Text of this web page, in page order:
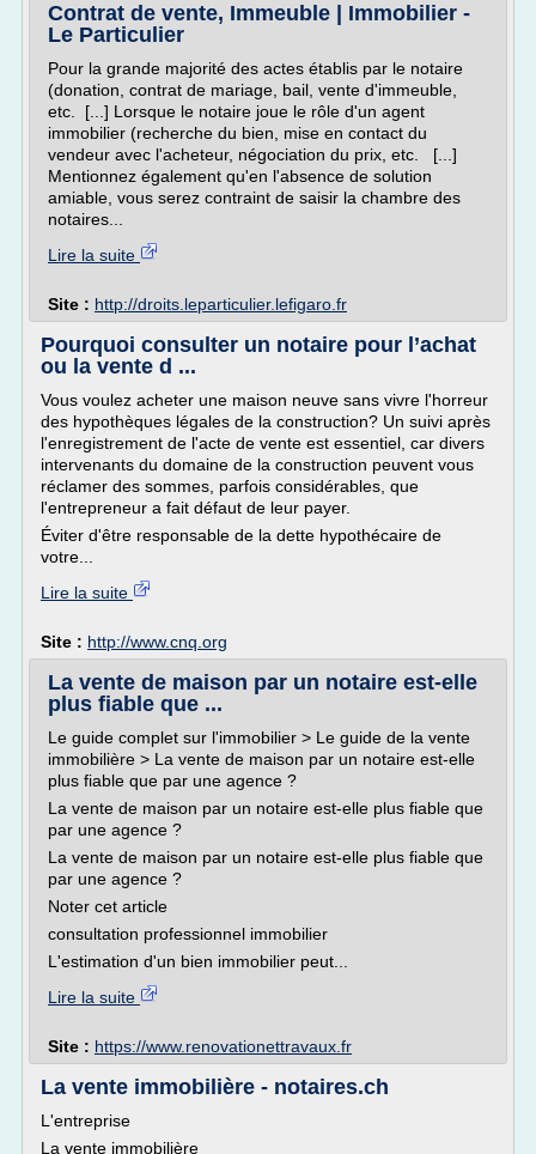
Contrat de vente, Immeuble | Immobilier -
Le Particulier
Pour la grande majorité des actes établis par le notaire
(donation, contrat de mariage, bail, vente d'immeuble,
etc. [...] Lorsque le notaire joue le rôle d'un agent
immobilier (recherche du bien, mise en contact du
vendeur avec l'acheteur, négociation du prix, etc. [...]
Mentionnez également qu'en l'absence de solution
amiable, vous serez contraint de saisir la chambre des
notaires...
Lire la suite
Site : http://droits.leparticulier.lefigaro.fr
Pourquoi consulter un notaire pour l’achat
ou la vente d ...
Vous voulez acheter une maison neuve sans vivre l'horreur
des hypothèques légales de la construction? Un suivi après
l'enregistrement de l'acte de vente est essentiel, car divers
intervenants du domaine de la construction peuvent vous
réclamer des sommes, parfois considérables, que
l'entrepreneur a fait défaut de leur payer.
Éviter d'être responsable de la dette hypothécaire de
votre...
Lire la suite
Site : http://www.cnq.org
La vente de maison par un notaire est-elle
plus fiable que ...
Le guide complet sur l'immobilier > Le guide de la vente
immobilière > La vente de maison par un notaire est-elle
plus fiable que par une agence ?
La vente de maison par un notaire est-elle plus fiable que
par une agence ?
La vente de maison par un notaire est-elle plus fiable que
par une agence ?
Noter cet article
consultation professionnel immobilier
L'estimation d'un bien immobilier peut...
Lire la suite
Site : https://www.renovationettravaux.fr
La vente immobilière - notaires.ch
L'entreprise
La vente immobilière